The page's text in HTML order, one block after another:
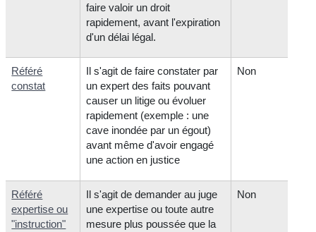
faire valoir un droit
rapidement, avant l'expiration
d'un délai légal.
Référé
constat
Il s'agit de faire constater par
un expert des faits pouvant
causer un litige ou évoluer
rapidement (exemple : une
cave inondée par un égout)
avant même d'avoir engagé
une action en justice
Non
Référé
expertise ou
"instruction"
Il s'agit de demander au juge
une expertise ou toute autre
mesure plus poussée que la
Non